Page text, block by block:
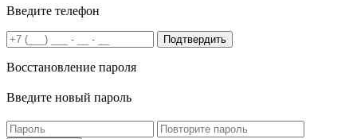
Введите телефон
Подтвердить
Восстановление пароля
Введите новый пароль